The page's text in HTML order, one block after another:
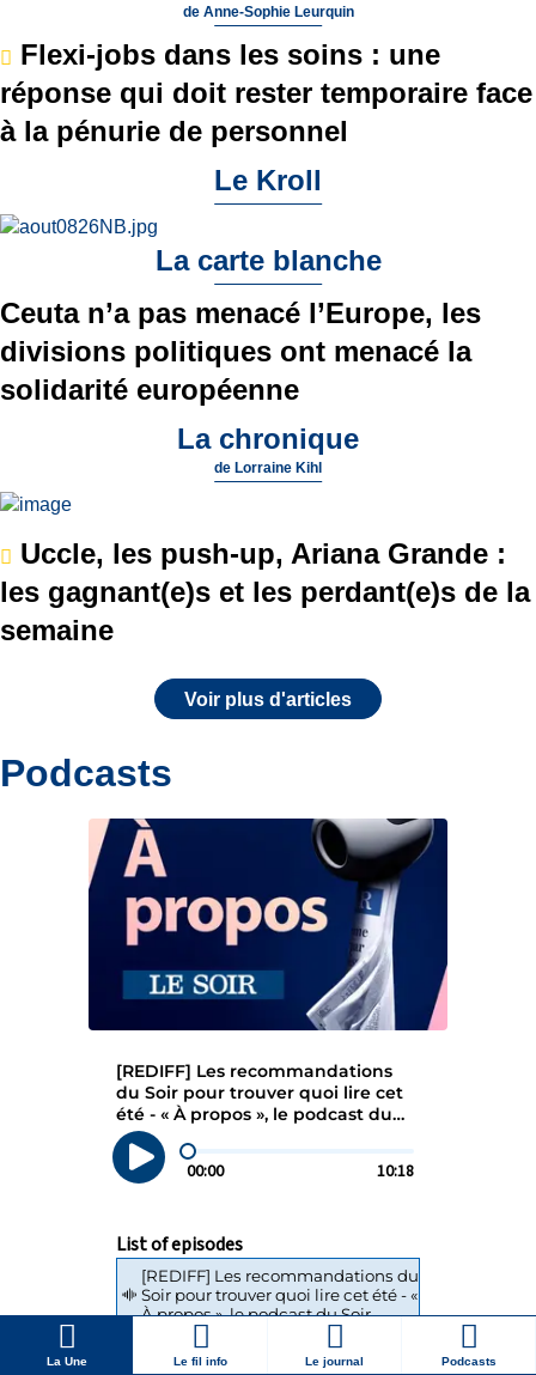
La Une Le fil info Le journal Podcasts
de Anne-Sophie Leurquin
Flexi-jobs dans les soins : une
réponse qui doit rester temporaire face
à la pénurie de personnel
Le Kroll
La carte blanche
Ceuta n’a pas menacé l’Europe, les
divisions politiques ont menacé la
solidarité européenne
La chronique
de Lorraine Kihl
Uccle, les push-up, Ariana Grande :
les gagnant(e)s et les perdant(e)s de la
semaine
Voir plus d'articles
Podcasts